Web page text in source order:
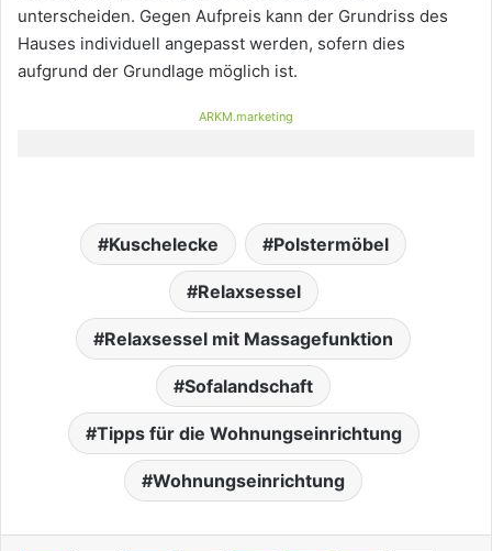
unterscheiden. Gegen Aufpreis kann der Grundriss des
Hauses individuell angepasst werden, sofern dies
aufgrund der Grundlage möglich ist.
ARKM.marketing
Kuschelecke Polstermöbel
Relaxsessel
Relaxsessel mit Massagefunktion
Sofalandschaft
Tipps für die Wohnungseinrichtung
Wohnungseinrichtung